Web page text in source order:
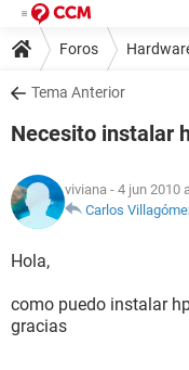
Foros
Tema Anterior
Necesito instalar
viviana - 4 jun 2010
Carlos
Hola,
como puedo instalar
gracias